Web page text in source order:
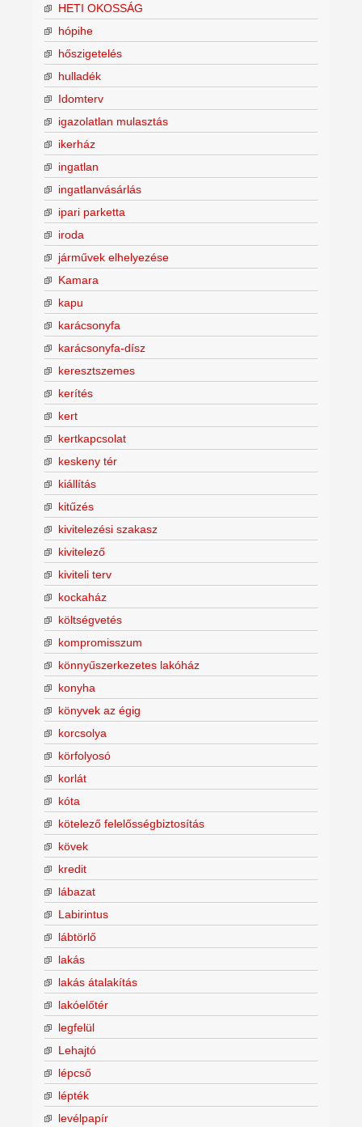
HETI OKOSSÁG
hópihe
hőszigetelés
hulladék
Idomterv
igazolatlan mulasztás
ikerház
ingatlan
ingatlanvásárlás
ipari parketta
iroda
járművek elhelyezése
Kamara
kapu
karácsonyfa
karácsonyfa-dísz
keresztszemes
kerítés
kert
kertkapcsolat
keskeny tér
kiállítás
kitűzés
kivitelezési szakasz
kivitelező
kiviteli terv
kockaház
költségvetés
kompromisszum
könnyűszerkezetes lakóház
konyha
könyvek az égig
korcsolya
körfolyosó
korlát
kóta
kötelező felelősségbiztosítás
kövek
kredit
lábazat
Labirintus
lábtörlő
lakás
lakás átalakítás
lakóelőtér
legfelül
Lehajtó
lépcső
lépték
levélpapír